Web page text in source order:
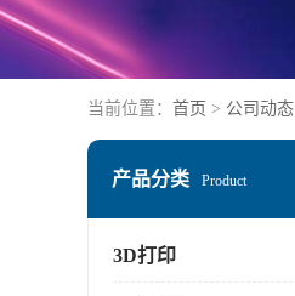
当前位置： 首页 > 公司动态
产品分类 Product
3D打印